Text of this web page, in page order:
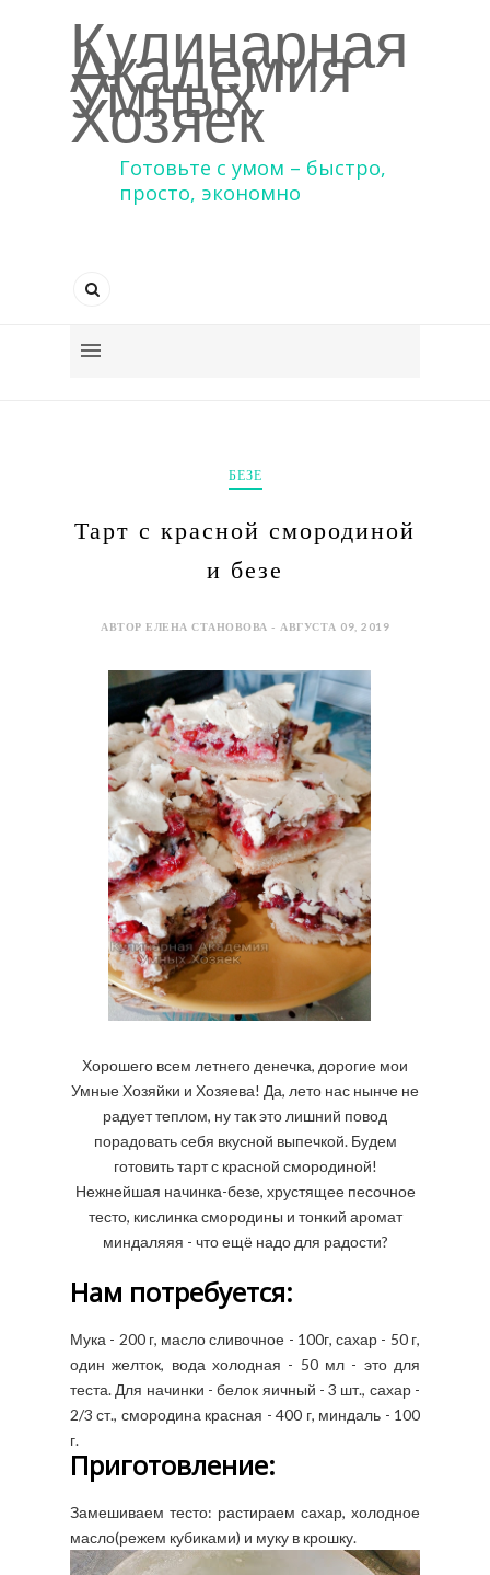
Кулинарная
Академия
Умных
Хозяек
Готовьте с умом – быстро,
просто, экономно
БЕЗЕ
Тарт с красной смородиной
и безе
АВТОР ЕЛЕНА СТАНОВОВА - АВГУСТА 09, 2019
Хорошего всем летнего денечка, дорогие мои
Умные Хозяйки и Хозяева! Да, лето нас нынче не
радует теплом, ну так это лишний повод
порадовать себя вкусной выпечкой. Будем
готовить тарт с красной смородиной!
Нежнейшая начинка-безе, хрустящее песочное
тесто, кислинка смородины и тонкий аромат
миндаляяя - что ещё надо для радости?
Нам потребуется:
Мука - 200 г, масло сливочное - 100г, сахар - 50 г,
один желток, вода холодная - 50 мл - это для
теста. Для начинки - белок яичный - 3 шт., сахар -
2/3 ст., смородина красная - 400 г, миндаль - 100
г.
Приготовление:
Замешиваем тесто: растираем сахар, холодное
масло(режем кубиками) и муку в крошку.